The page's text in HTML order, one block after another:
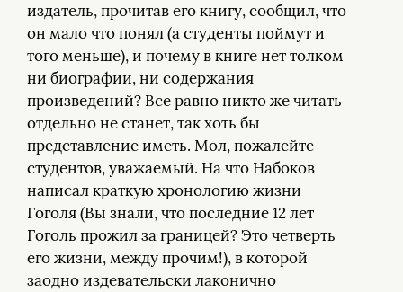
издатель, прочитав его книгу, сообщил, что
он мало что понял (а студенты поймут и
того меньше), и почему в книге нет толком
ни биографии, ни содержания
произведений? Все равно никто же читать
отдельно не станет, так хоть бы
представление иметь. Мол, пожалейте
студентов, уважаемый. На что Набоков
написал краткую хронологию жизни
Гоголя (Вы знали, что последние 12 лет
Гоголь прожил за границей? Это четверть
его жизни, между прочим!), в которой
заодно издевательски лаконично